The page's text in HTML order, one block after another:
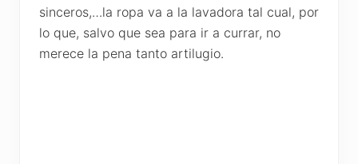
sinceros,…la ropa va a la lavadora tal cual, por
lo que, salvo que sea para ir a currar, no
merece la pena tanto artilugio.